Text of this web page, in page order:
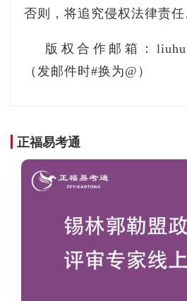
联系方式：俞佳0571-
项目名称：浙江海盐县人
与等级医院评审信息化建设项
获取招标文件：2021年
月14日（网上获取）
联系方式：王桢之0573-
项目名称：广西防城港市
否则，将追究侵权法律责任
版权合作邮箱：
（发邮件时#换为@）
正福易考通